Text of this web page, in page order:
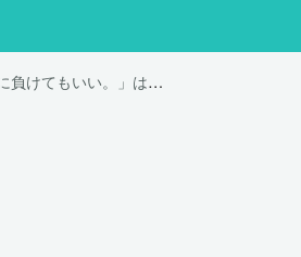
「ちょっとの間なら、自分に負けてもいい。」は英語で "It's ok to lose yourself for a little while."